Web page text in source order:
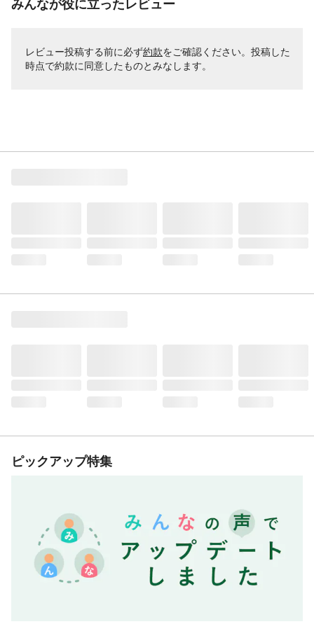
みんなが役に立ったレビュー
レビュー投稿する前に必ず約款をご確認ください。投稿した
時点で約款に同意したものとみなします。
ピックアップ特集